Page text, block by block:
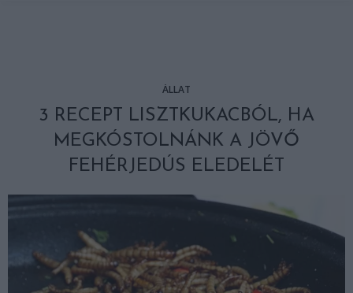
ÁLLAT
3 RECEPT LISZTKUKACBÓL, HA
MEGKÓSTOLNÁNK A JÖVŐ
FEHÉRJEDÚS ELEDELÉT